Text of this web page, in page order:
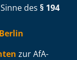
des § 194
zur AfA-